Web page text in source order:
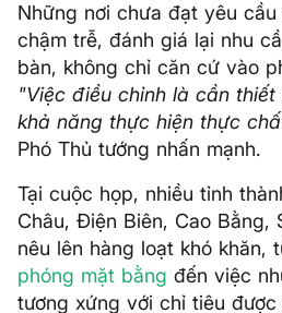
Những nơi chưa đạt yêu
chậm trễ, đánh giá lại nhu
bàn, không chỉ căn cứ vào
"Việc điều chỉnh là cần
khả năng thực hiện thực
Phó Thủ tướng nhấn mạnh.
Tại cuộc họp, nhiều tỉnh
Châu, Điện Biên, Cao Bằng,
nêu lên hàng loạt khó khăn,
phóng mặt bằng đến việc
tương xứng với chỉ tiêu được